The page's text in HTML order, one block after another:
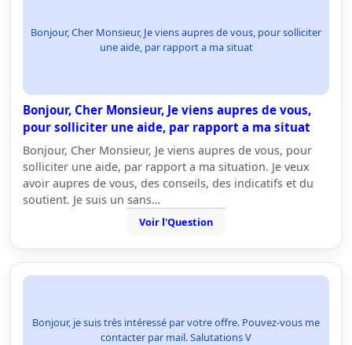
Bonjour, Cher Monsieur, Je viens aupres de vous, pour solliciter
une aide, par rapport a ma situat
Bonjour, Cher Monsieur, Je viens aupres de vous,
pour solliciter une aide, par rapport a ma situat
Bonjour, Cher Monsieur, Je viens aupres de vous, pour
solliciter une aide, par rapport a ma situation. Je veux
avoir aupres de vous, des conseils, des indicatifs et du
soutient. Je suis un sans…
Voir l'Question
Bonjour, je suis très intéressé par votre offre. Pouvez-vous me
contacter par mail. Salutations V